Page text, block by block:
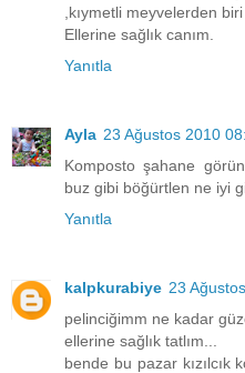
,kıymetli meyvelerden
Ellerine sağlık canım.
Yanıtla
Ayla 23 Ağustos 2010
Komposto şahane
buz gibi böğürtlen ne iyi
Yanıtla
kalpkurabiye 23
pelinciğimm ne kadar
ellerine sağlık tatlım...
bende bu pazar kızılcık